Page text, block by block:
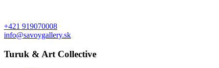
+421 919070008
info@savoygallery.sk
Turuk & Art Collective